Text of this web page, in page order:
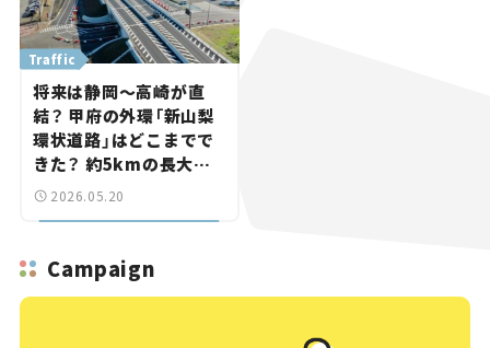
Traffic
将来は静岡～高崎が直
結？ 甲府の外環「新山梨
環状道路」はどこまでで
きた？ 約5kmの長大ト
ンネルも【いま気になる
2026.05.20
Campaign